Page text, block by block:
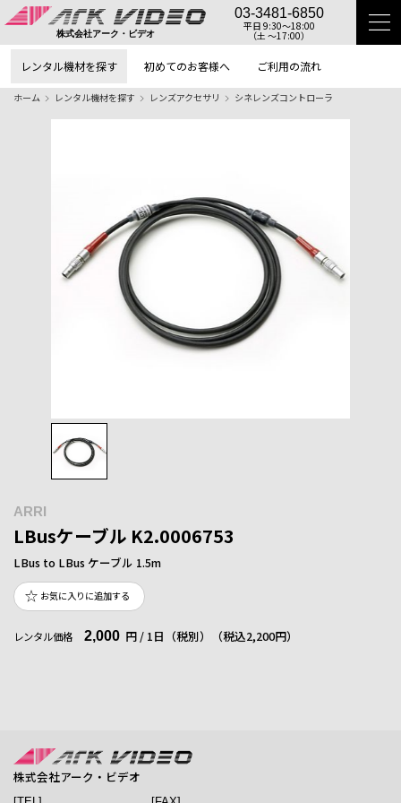
株式会社アーク・ビデオ
03-3481-6850
平日 9:30〜18:00
（土 〜17:00）
レンタル機材を探す 初めてのお客様へ ご利用の流れ
ホーム レンタル機材を探す レンズアクセサリ シネレンズコントローラ
ARRI
LBusケーブル K2.0006753
LBus to LBus ケーブル 1.5m
お気に入りに追加する
レンタル価格 2,000 円 / 1日（税別） （税込2,200円）
株式会社アーク・ビデオ